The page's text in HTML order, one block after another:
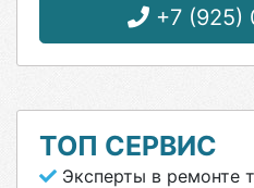
+7 (925)
ТОП СЕРВИС
Эксперты в ремонте